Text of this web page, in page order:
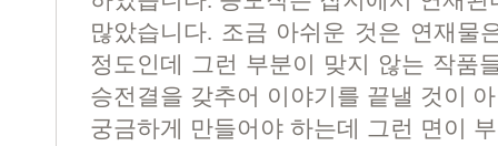
많았습니다. 조금 아쉬운 것은 연재물
정도인데 그런 부분이 맞지 않는 작품
승전결을 갖추어 이야기를 끝낼 것이
궁금하게 만들어야 하는데 그런 면이